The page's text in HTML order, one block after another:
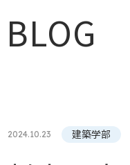
2024.10.23 建築学部